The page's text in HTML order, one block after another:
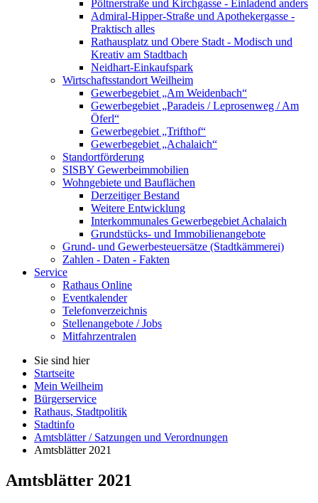
Pöltnerstraße und Kirchgasse - Einladend anders
Admiral-Hipper-Straße und Apothekergasse -
Praktisch alles
Rathausplatz und Obere Stadt - Modisch und
Kreativ am Stadtbach
Neidhart-Einkaufspark
Wirtschaftsstandort Weilheim
Gewerbegebiet „Am Weidenbach“
Gewerbegebiet „Paradeis / Leprosenweg / Am
Öferl“
Gewerbegebiet „Trifthof“
Gewerbegebiet „Achalaich“
Standortförderung
SISBY Gewerbeimmobilien
Wohngebiete und Bauflächen
Derzeitiger Bestand
Weitere Entwicklung
Interkommunales Gewerbegebiet Achalaich
Grundstücks- und Immobilienangebote
Grund- und Gewerbesteuersätze (Stadtkämmerei)
Zahlen - Daten - Fakten
Service
Rathaus Online
Eventkalender
Telefonverzeichnis
Stellenangebote / Jobs
Mitfahrzentralen
Sie sind hier
Startseite
Mein Weilheim
Bürgerservice
Rathaus, Stadtpolitik
Stadtinfo
Amtsblätter / Satzungen und Verordnungen
Amtsblätter 2021
Amtsblätter 2021